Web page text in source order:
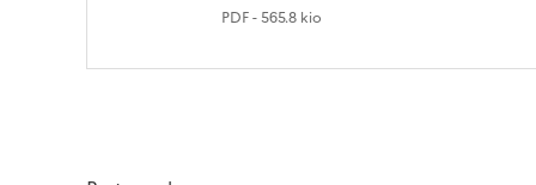
PDF - 565.8 kio